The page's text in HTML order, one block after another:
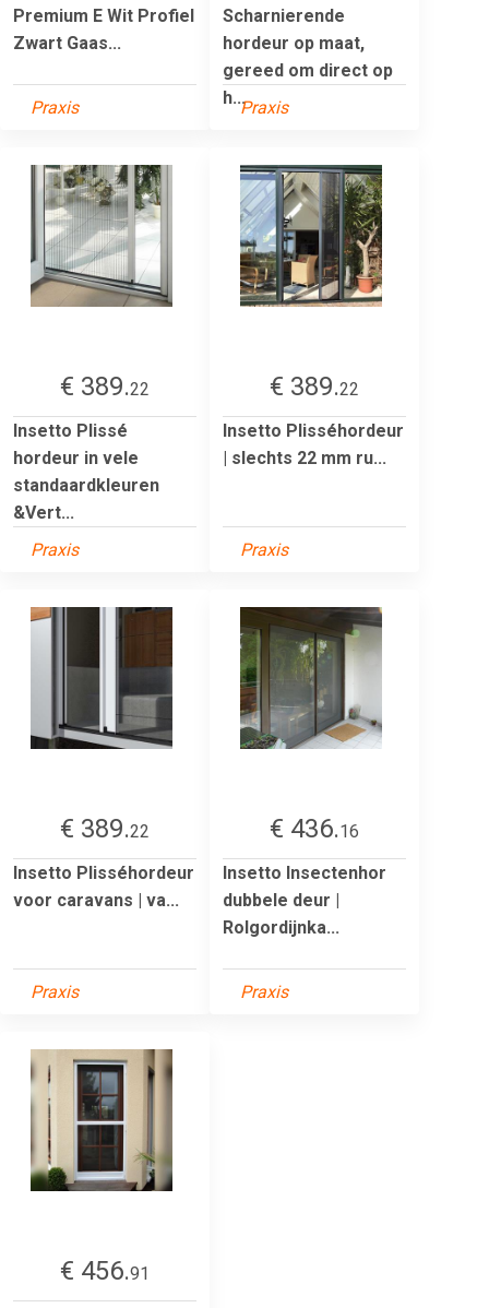
Premium E Wit Profiel
Zwart Gaas...
Praxis
Scharnierende
hordeur op maat,
gereed om direct op
h...Praxis
€ 389.22
Insetto Plissé
hordeur in vele
standaardkleuren
&Vert...
Praxis
€ 389.22
Insetto Plisséhordeur
| slechts 22 mm ru...
Praxis
€ 389.22
Insetto Plisséhordeur
voor caravans | va...
Praxis
€ 436.16
Insetto Insectenhor
dubbele deur |
Rolgordijnka...
Praxis
€ 456.91